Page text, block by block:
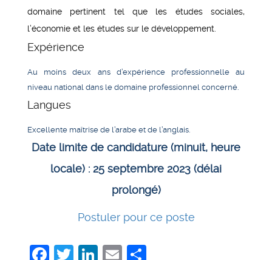
domaine pertinent tel que les études sociales,
l’économie et les études sur le développement.
Expérience
Au moins deux ans d’expérience professionnelle au
niveau national dans le domaine professionnel concerné.
Langues
Excellente maîtrise de l’arabe et de l’anglais.
Date limite de candidature (minuit, heure
locale) : 25 septembre 2023 (délai
prolongé)
Postuler pour ce poste
Facebook
Twitter
LinkedIn
Email